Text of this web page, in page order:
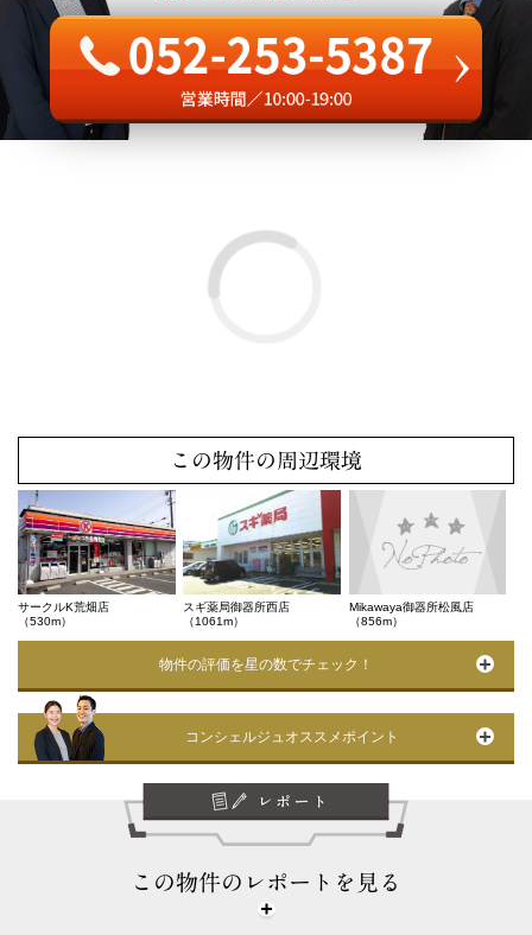
この物件の周辺環境
サークルK荒畑店
（530m）
スギ薬局御器所西店
（1061m）
Mikawaya御器所松風店
（856m）
物件の評価を星の数でチェック！
コンシェルジュオススメポイント
この物件のレポートを見る